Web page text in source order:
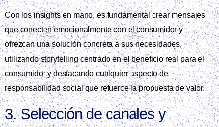
Con los insights en mano, es fundamental crear mensajes
que conecten emocionalmente con el consumidor y
ofrezcan una solución concreta a sus necesidades,
utilizando storytelling centrado en el beneficio real para el
consumidor y destacando cualquier aspecto de
responsabilidad social que refuerce la propuesta de valor.
3. Selección de canales y